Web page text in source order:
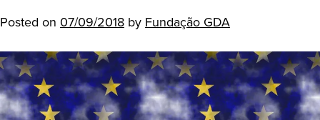
Posted on 07/09/2018 by Fundação GDA